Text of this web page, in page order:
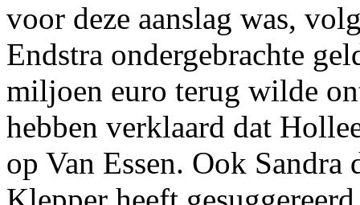
voor deze aanslag was,
Endstra ondergebrachte
miljoen euro terug wilde
hebben verklaard dat
op Van Essen. Ook